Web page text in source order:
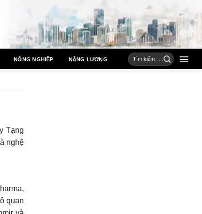
NÔNG NGHIỆP NĂNG LƯỢNG
Tạng
nghệ
quan